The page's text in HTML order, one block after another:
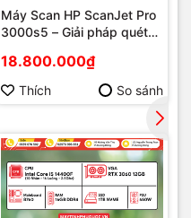
Máy Scan HP ScanJet Pro
3000s5 – Giải pháp quét
phòng hiện đại tại Phú
Quốc
18.800.000₫
Thích So sánh